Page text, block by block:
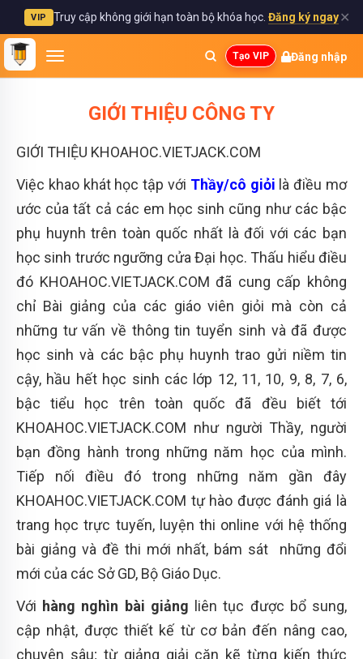
VIP Truy cập không giới hạn toàn bộ khóa học. Đăng ký ngay✕
Tạo VIP Đăng nhập
GIỚI THIỆU CÔNG TY
GIỚI THIỆU KHOAHOC.VIETJACK.COM
Việc khao khát học tập với Thầy/cô giỏi là điều mơ
ước của tất cả các em học sinh cũng như các bậc
phụ huynh trên toàn quốc nhất là đối với các bạn
học sinh trước ngưỡng cửa Đại học. Thấu hiểu điều
đó KHOAHOC.VIETJACK.COM đã cung cấp không
chỉ Bài giảng của các giáo viên giỏi mà còn cả
những tư vấn về thông tin tuyển sinh và đã được
học sinh và các bậc phụ huynh trao gửi niềm tin
cậy, hầu hết học sinh các lớp 12, 11, 10, 9, 8, 7, 6,
bậc tiểu học trên toàn quốc đã đều biết tới
KHOAHOC.VIETJACK.COM như người Thầy, người
bạn đồng hành trong những năm học của mình.
Tiếp nối điều đó trong những năm gần đây
KHOAHOC.VIETJACK.COM tự hào được đánh giá là
trang học trực tuyến, luyện thi online với hệ thống
bài giảng và đề thi mới nhất, bám sát những đổi
mới của các Sở GD, Bộ Giáo Dục.
Với hàng nghìn bài giảng liên tục được bổ sung,
cập nhật, được thiết kế từ cơ bản đến nâng cao,
chuyên sâu; từ giảng giải cặn kẽ từng kiến thức